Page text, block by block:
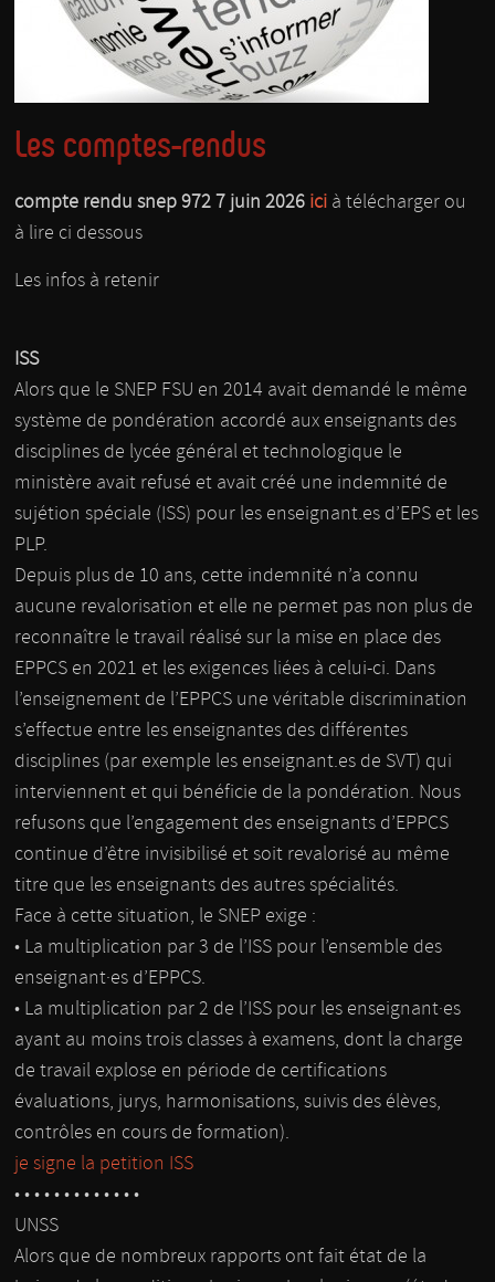
Les comptes-rendus
compte rendu snep 972 7 juin 2026 ici à télécharger ou
à lire ci dessous
Les infos à retenir
ISS
Alors que le SNEP FSU en 2014 avait demandé le même
système de pondération accordé aux enseignants des
disciplines de lycée général et technologique le
ministère avait refusé et avait créé une indemnité de
sujétion spéciale (ISS) pour les enseignant.es d’EPS et les
PLP.
Depuis plus de 10 ans, cette indemnité n’a connu
aucune revalorisation et elle ne permet pas non plus de
reconnaître le travail réalisé sur la mise en place des
EPPCS en 2021 et les exigences liées à celui-ci. Dans
l’enseignement de l’EPPCS une véritable discrimination
s’effectue entre les enseignantes des différentes
disciplines (par exemple les enseignant.es de SVT) qui
interviennent et qui bénéficie de la pondération. Nous
refusons que l’engagement des enseignants d’EPPCS
continue d’être invisibilisé et soit revalorisé au même
titre que les enseignants des autres spécialités.
Face à cette situation, le SNEP exige :
• La multiplication par 3 de l’ISS pour l’ensemble des
enseignant·es d’EPPCS.
• La multiplication par 2 de l’ISS pour les enseignant·es
ayant au moins trois classes à examens, dont la charge
de travail explose en période de certifications
évaluations, jurys, harmonisations, suivis des élèves,
contrôles en cours de formation).
je signe la petition ISS
• • • • • • • • • • • • •
UNSS
Alors que de nombreux rapports ont fait état de la